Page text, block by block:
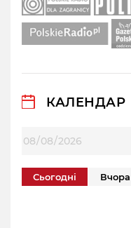
КАЛЕНДАР
Сьогодні Вчора